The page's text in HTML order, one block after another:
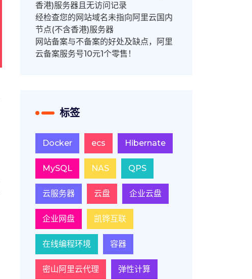
香港)服务器且无访问记录
经检查您的网站域名未指向阿里云国内
节点(不含香港)服务器
网站备案与不备案的好处及缺点，阿里
云备案服务号10元1个零售！
标签
Docker ecs Hibernate
MySQL NAS QPS
云服务器 云盘 企业云盘
企业网盘 凯铧互联
在线编程环境 容器
密山阿里云代理 弹性计算